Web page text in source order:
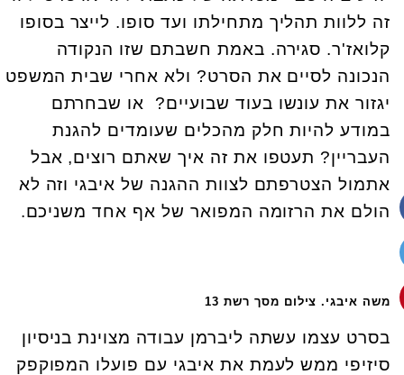
זה ללוות תהליך מתחילתו ועד סופו. לייצר בסופו
קלואז'ר. סגירה. באמת חשבתם שזו הנקודה
הנכונה לסיים את הסרט? ולא אחרי שבית המשפט
יגזור את עונשו בעוד שבועיים? או שבחרתם
במודע להיות חלק מהכלים שעומדים להגנת
העבריין? תעטפו את זה איך שאתם רוצים, אבל
אתמול הצטרפתם לצוות ההגנה של איבגי וזה לא
הולם את הרזומה המפואר של אף אחד משניכם.
משה איבגי. צילום מסך רשת 13
בסרט עצמו עשתה ליברמן עבודה מצוינת בניסיון
סיזיפי ממש לעמת את איבגי עם פועלו המפוקפק